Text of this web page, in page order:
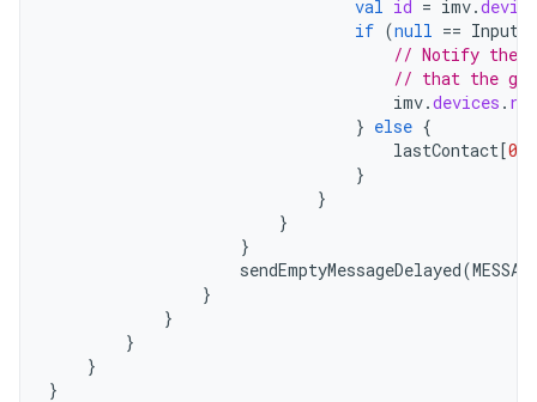
val id = imv.
if (null ==
// Notify the
// that the
imv.devices .
} else {
lastContact[0
}
}
}
}
sendEmptyMessageDelayed(
}
}
}
}
}